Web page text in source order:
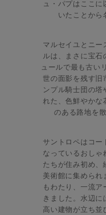
ュ・パプはここ
いたことから
マルセイユとニー
ルは、まさに宝石
ュールで最も古い
世の面影を残す旧
ンプル騎士団の塔
れた、色鮮やかな
のある路地を
サントロペはコー
なっているおしゃ
たちが住み初め、
美術館に集められ
もわたり、一流ア
きました。水辺に
高い建物が立ち並